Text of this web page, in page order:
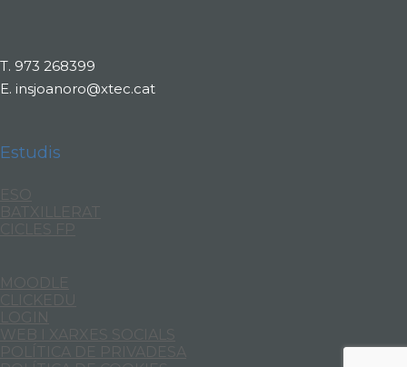
T. 973 268399
E. insjoanoro@xtec.cat
Estudis
BATXILLERAT
WEB I XARXES SOCIALS